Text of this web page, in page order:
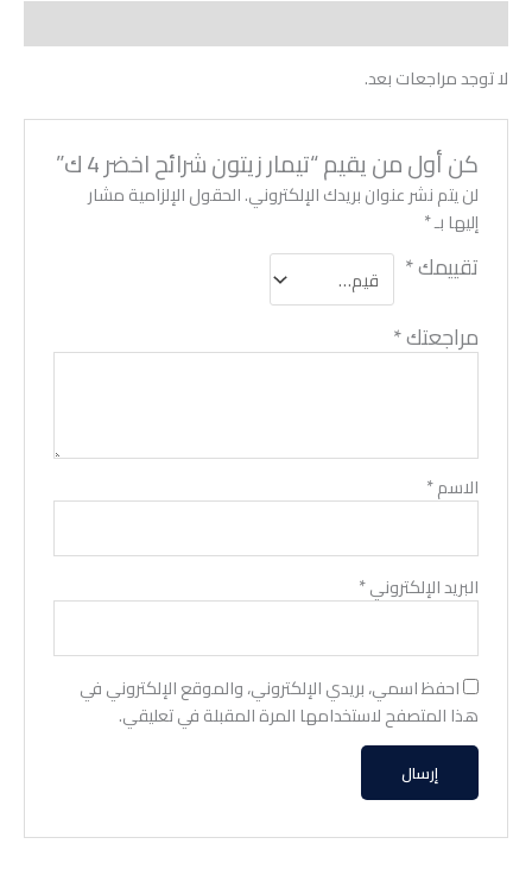
لا توجد مراجعات بعد.
كن أول من يقيم “تيمار زيتون شرائح اخضر 4 ك”
لن يتم نشر عنوان بريدك الإلكتروني.الحقول الإلزامية مشار
إليها بـ*
تقييمك*
مراجعتك*
الاسم*
البريد الإلكتروني*
احفظ اسمي، بريدي الإلكتروني، والموقع الإلكتروني في
هذا المتصفح لاستخدامها المرة المقبلة في تعليقي.